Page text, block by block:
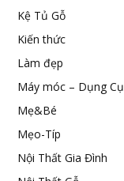
Kệ Tủ Gỗ
Kiến thức
Làm đẹp
Máy móc – Dụng Cụ
Mẹ&Bé
Mẹo-Típ
Nội Thất Gia Đình